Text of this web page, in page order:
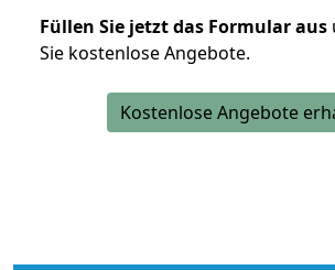
Füllen Sie jetzt das Formular aus
Sie kostenlose Angebote.
Kostenlose Angebote